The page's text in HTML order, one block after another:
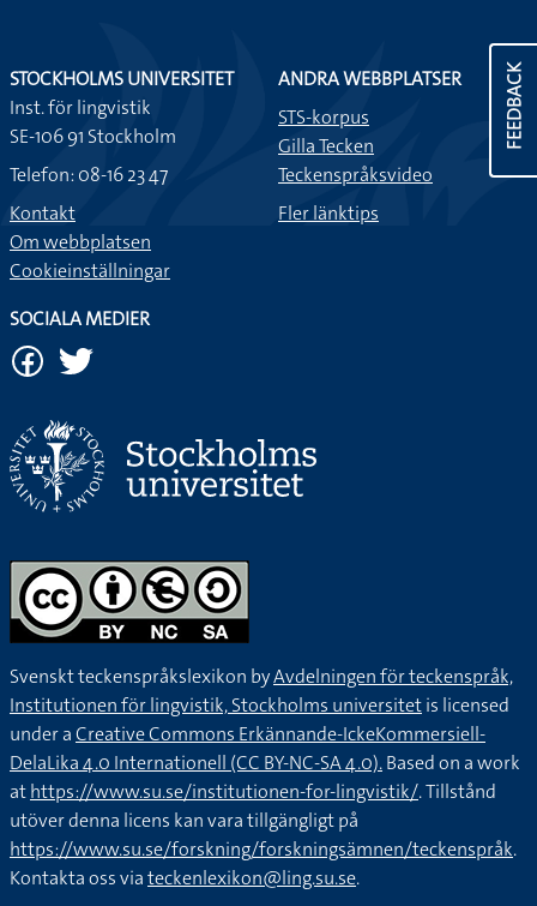
FEEDBACK
STOCKHOLMS UNIVERSITET
Inst. för lingvistik
SE-106 91 Stockholm
Telefon: 08-16 23 47
Kontakt
Om webbplatsen
Cookieinställningar
ANDRA WEBBPLATSER
STS-korpus
Gilla Tecken
Teckenspråksvideo
Fler länktips
SOCIALA MEDIER
Svenskt teckenspråkslexikon byAvdelningen för teckenspråk,
Institutionen för lingvistik, Stockholms universitetis licensed
under aCreative Commons Erkännande-IckeKommersiell-
DelaLika 4.0 Internationell (CC BY-NC-SA 4.0).Based on a work
athttps://www.su.se/institutionen-for-lingvistik/. Tillstånd
utöver denna licens kan vara tillgängligt på
https://www.su.se/forskning/forskningsämnen/teckenspråk.
Kontakta oss viateckenlexikon@ling.su.se.